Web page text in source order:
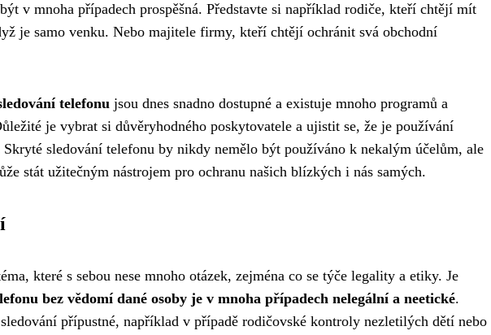
v mnoha případech prospěšná. Představte si například rodiče, kteří chtějí mít
je samo venku. Nebo majitele firmy, kteří chtějí ochránit svá obchodní
telefonu jsou dnes snadno dostupné a existuje mnoho programů a
je vybrat si důvěryhodného poskytovatele a ujistit se, že je používání
sledování telefonu by nikdy nemělo být používáno k nekalým účelům, ale
stát užitečným nástrojem pro ochranu našich blízkých i nás samých.
které s sebou nese mnoho otázek, zejména co se týče legality a etiky. Je
bez vědomí dané osoby je v mnoha případech nelegální a neetické.
přípustné, například v případě rodičovské kontroly nezletilých dětí nebo